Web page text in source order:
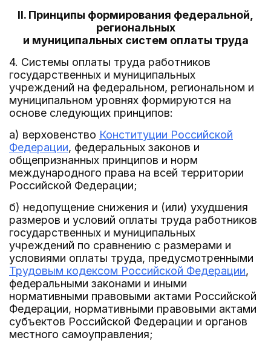
II. Принципы формирования федеральной,
региональных
и муниципальных систем оплаты труда
4. Системы оплаты труда работников
государственных и муниципальных
учреждений на федеральном, региональном и
муниципальном уровнях формируются на
основе следующих принципов:
а) верховенство Конституции Российской
Федерации, федеральных законов и
общепризнанных принципов и норм
международного права на всей территории
Российской Федерации;
б) недопущение снижения и (или) ухудшения
размеров и условий оплаты труда работников
государственных и муниципальных
учреждений по сравнению с размерами и
условиями оплаты труда, предусмотренными
Трудовым кодексом Российской Федерации,
федеральными законами и иными
нормативными правовыми актами Российской
Федерации, нормативными правовыми актами
субъектов Российской Федерации и органов
местного самоуправления;